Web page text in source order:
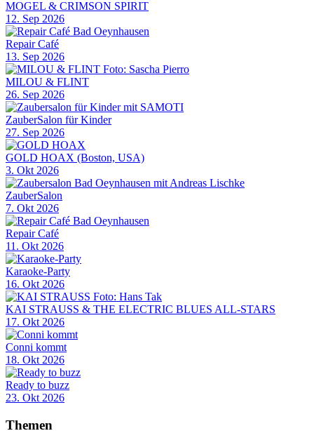
MOGEL & CRIMSON SPIRIT
12. Sep 2026
Repair Café
13. Sep 2026
MILOU & FLINT
26. Sep 2026
ZauberSalon für Kinder
27. Sep 2026
GOLD HOAX (Boston, USA)
3. Okt 2026
ZauberSalon
7. Okt 2026
Repair Café
11. Okt 2026
Karaoke-Party
16. Okt 2026
KAI STRAUSS & THE ELECTRIC BLUES ALL-STARS
17. Okt 2026
Conni kommt
18. Okt 2026
Ready to buzz
23. Okt 2026
Themen